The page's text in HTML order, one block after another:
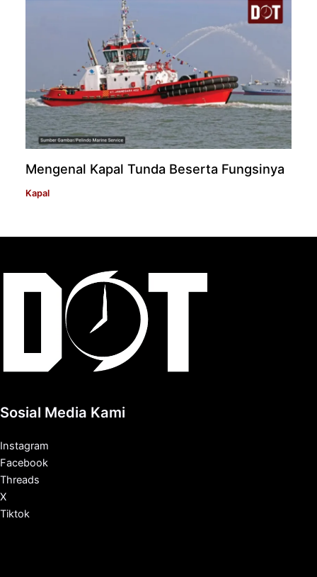
Mengenal Kapal Tunda Beserta Fungsinya
Kapal
Sosial Media Kami
Instagram
Facebook
Threads
X
Tiktok